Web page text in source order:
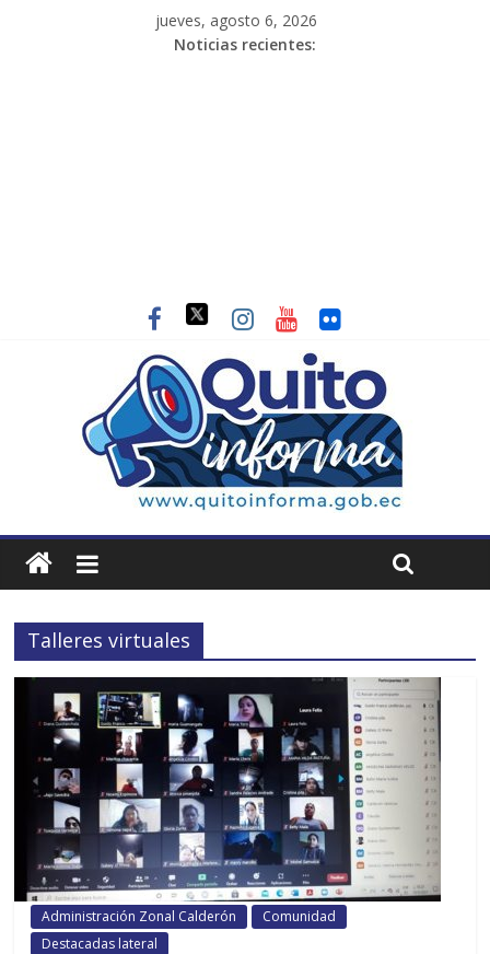
jueves, agosto 6, 2026
Noticias recientes:
Talleres virtuales
Administración Zonal Calderón
Comunidad
Destacadas lateral